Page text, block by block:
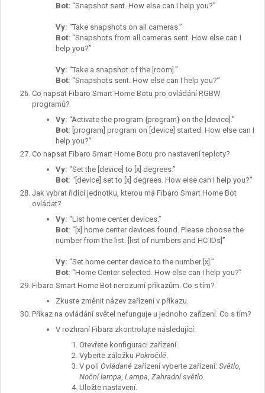
Bot: “Snapshot sent. How else can I help you?”
Vy: “Take snapshots on all cameras.”
Bot: “Snapshots from all cameras sent. How else can I
help you?”
Vy: “Take a snapshot of the [room].”
Bot: “Snapshots sent. How else can I help you?”
Co napsat Fibaro Smart Home Botu pro ovládání RGBW
programů?
Vy: “Activate the program {program} on the [device].”
Bot: [program] program on [device] started. How else can I
help you?”
Co napsat Fibaro Smart Home Botu pro nastavení teploty?
Vy: “Set the [device] to [x] degrees.”
Bot: “[device] set to [x] degrees. How else can I help you?”
Jak vybrat řídící jednotku, kterou má Fibaro Smart Home Bot
ovládat?
Vy: “List home center devices.”
Bot: “[x] home center devices found. Please choose the
number from the list. [list of numbers and HC IDs]”
Vy: “Set home center device to the number [x].”
Bot: “Home Center selected. How else can I help you?”
Fibaro Smart Home Bot nerozumí příkazům. Co s tím?
Zkuste změnit název zařízení v příkazu.
Příkaz na ovládání světel nefunguje u jednoho zařízení. Co s tím?
V rozhraní Fibara zkontrolujte následující:
Otevřete konfiguraci zařízení.
Vyberte záložku Pokročilé
V poli Ovládané zařízení vyberte zařízení: Světlo
Noční lampa Lampa Zahradní světlo
Uložte nastavení.